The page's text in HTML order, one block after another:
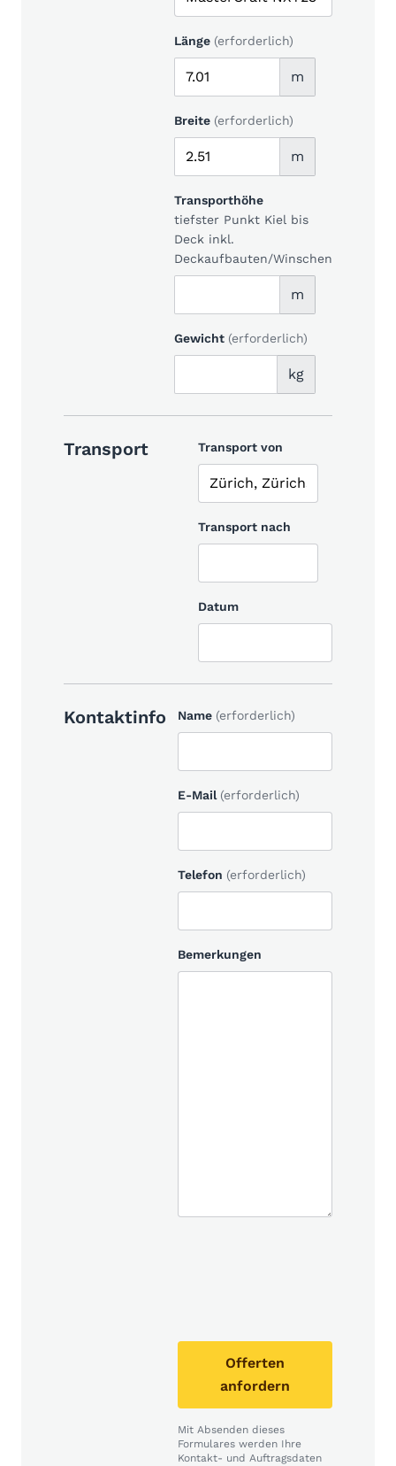
Länge (erforderlich)
m
Breite (erforderlich)
m
Transporthöhe
tiefster Punkt Kiel bis
Deck inkl.
Deckaufbauten/Winschen
m
Gewicht (erforderlich)
kg
Transport Transport von
Transport nach
Datum
Kontaktinfo Name (erforderlich)
E-Mail (erforderlich)
Telefon (erforderlich)
Bemerkungen
Offerten
anfordern
Mit Absenden dieses
Formulares werden Ihre
Kontakt- und Auftragsdaten